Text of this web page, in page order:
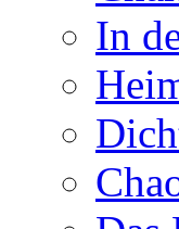
In